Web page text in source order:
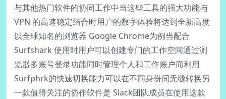
与其他热门软件的协同工作中当这些工具的强大功能与
VPN 的高速稳定结合时用户的数字体验将达到全新高度
以全球知名的浏览器 Google Chrome为例当配合
Surfshark 使用时用户可以创建专门的工作空间通过浏
览器多账号登录功能同时管理个人和工作账户而利用
Surfphrk的快速切换能力可以在不同身份间无缝转换另
一款值得关注的协作软件是 Slack团队成员在使用这款